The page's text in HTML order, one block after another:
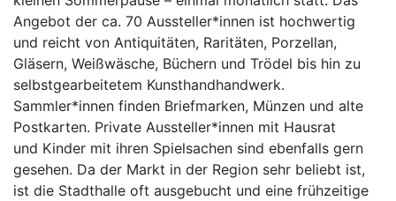
Angebot der ca. 70 Aussteller*innen ist hochwertig
und reicht von Antiquitäten, Raritäten, Porzellan,
Gläsern, Weißwäsche, Büchern und Trödel bis hin zu
selbstgearbeitetem Kunsthandhandwerk.
Sammler*innen finden Briefmarken, Münzen und alte
Postkarten. Private Aussteller*innen mit Hausrat
und Kinder mit ihren Spielsachen sind ebenfalls gern
gesehen. Da der Markt in der Region sehr beliebt ist,
ist die Stadthalle oft ausgebucht und eine frühzeitige